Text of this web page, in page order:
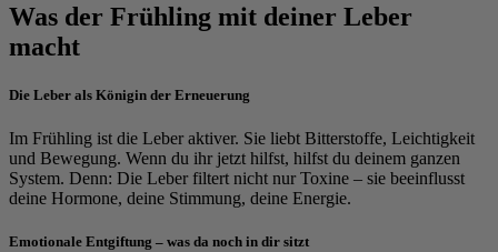
Was der Frühling mit deiner Leber
macht
Die Leber als Königin der Erneuerung
Im Frühling ist die Leber aktiver. Sie liebt Bitterstoffe, Leichtigkeit
und Bewegung. Wenn du ihr jetzt hilfst, hilfst du deinem ganzen
System. Denn: Die Leber filtert nicht nur Toxine – sie beeinflusst
deine Hormone, deine Stimmung, deine Energie.
Emotionale Entgiftung – was da noch in dir sitzt